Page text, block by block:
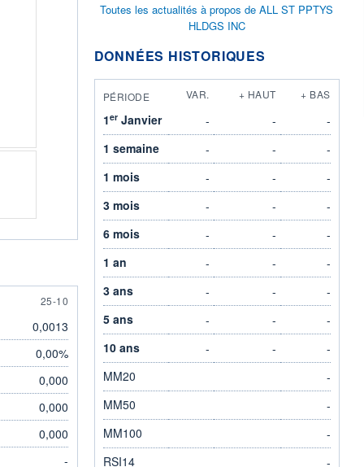
25 OCTOBER
25-10
0,0013
0,00%
0,000
0,000
0,000
-
Toutes les actualités à propos de ALL ST PPTYS
HLDGS INC
DONNÉES HISTORIQUES
PÉRIODE VAR. + HAUT + BAS
1erJanvier - -
-
1 semaine
- -
-
1 mois
- -
-
3 mois
- -
-
6 mois
- -
-
1 an
- -
-
3 ans
- -
-
5 ans
- -
-
10 ans
- -
-
MM20
-
MM50
-
MM100
-
RSI14
-